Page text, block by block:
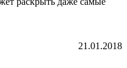
21.01.2018